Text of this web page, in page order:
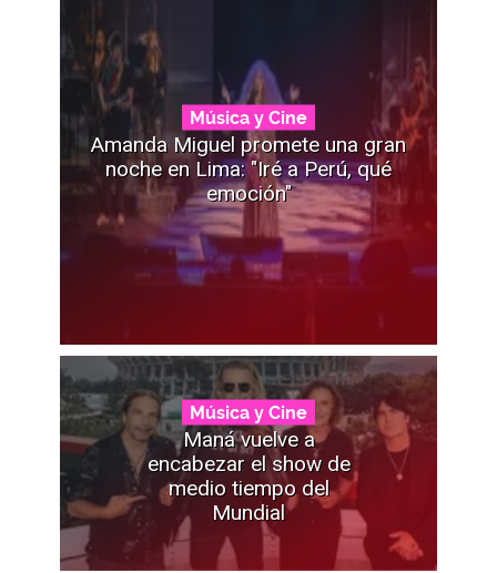
Música y Cine
Amanda Miguel promete una gran
noche en Lima: "Iré a Perú, qué
emoción"
Música y Cine
Maná vuelve a
encabezar el show de
medio tiempo del
Mundial